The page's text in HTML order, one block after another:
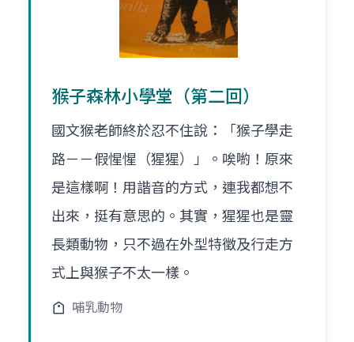
猴子森林小學堂（第二回）
國文猴老師終於忍不住說：「猴子學走
路－－假惺惺（猩猩）」。唉喲！原來
是這樣啊！用諧音的方式，連我都想不
出來，挺有意思的。其實，猩猩也是靈
長類動物，只不過在外型特徵及行走方
式上與猴子不太一樣。
哺乳動物